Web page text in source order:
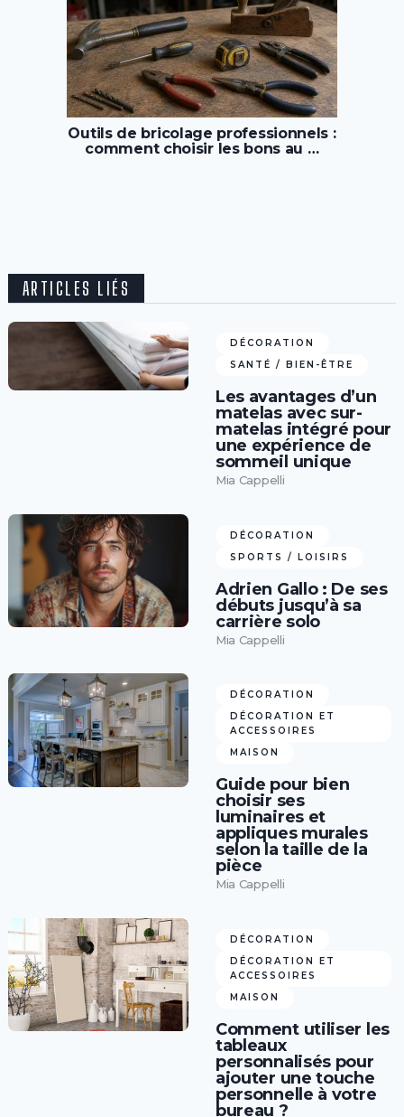
Outils de bricolage professionnels :
comment choisir les bons au …
ARTICLES LIÉS
DÉCORATION
SANTÉ / BIEN-ÊTRE
Les avantages d’un
matelas avec sur-
matelas intégré pour
une expérience de
sommeil unique
Mia Cappelli
DÉCORATION
SPORTS / LOISIRS
Adrien Gallo : De ses
débuts jusqu’à sa
carrière solo
Mia Cappelli
DÉCORATION
DÉCORATION ET
ACCESSOIRES
MAISON
Guide pour bien
choisir ses
luminaires et
appliques murales
selon la taille de la
pièce
Mia Cappelli
DÉCORATION
DÉCORATION ET
ACCESSOIRES
MAISON
Comment utiliser les
tableaux
personnalisés pour
ajouter une touche
personnelle à votre
bureau ?